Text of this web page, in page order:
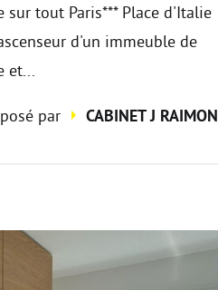
sur tout Paris*** Place d'Italie
d'un immeuble de
et...
par CABINET J RAIMON